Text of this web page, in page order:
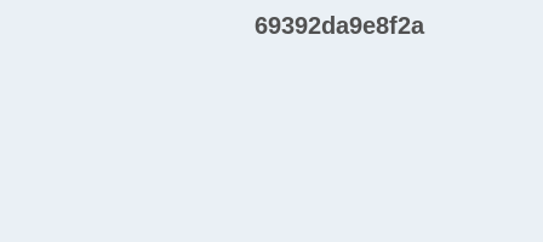
69392da9e8f2a